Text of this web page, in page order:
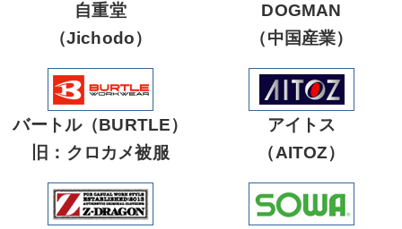
自重堂
（Jichodo）
DOGMAN
（中国産業）
バートル（BURTLE）
旧：クロカメ被服
アイトス
（AITOZ）